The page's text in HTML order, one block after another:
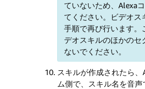
ていないため、Alexa
てください。ビデオス
手順で再び行います。
デオスキルのほかのセ
ないでください。
スキルが作成されたら
ム側で、スキル名を音